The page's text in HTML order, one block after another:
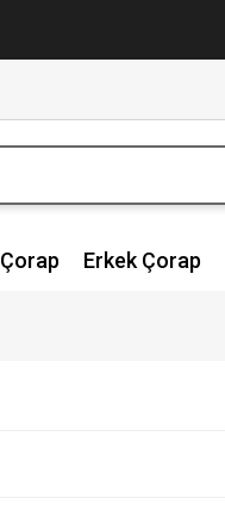
Erkek Çorap